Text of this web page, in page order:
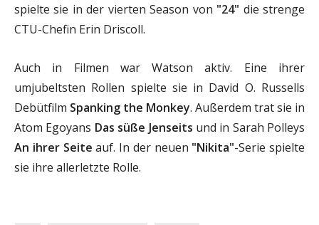
spielte sie in der vierten Season von "24" die strenge
CTU-Chefin Erin Driscoll.
Auch in Filmen war Watson aktiv. Eine ihrer
umjubeltsten Rollen spielte sie in David O. Russells
Debütfilm Spanking the Monkey. Außerdem trat sie in
Atom Egoyans Das süße Jenseits und in Sarah Polleys
An ihrer Seite auf. In der neuen "Nikita"-Serie spielte
sie ihre allerletzte Rolle.